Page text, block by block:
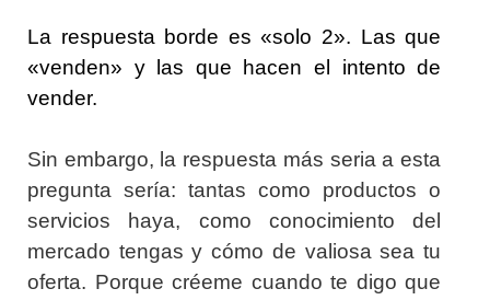
La respuesta borde es «solo 2». Las que
«venden» y las que hacen el intento de
vender.
Sin embargo, la respuesta más seria a esta
pregunta sería: tantas como productos o
servicios haya, como conocimiento del
mercado tengas y cómo de valiosa sea tu
oferta. Porque créeme cuando te digo que